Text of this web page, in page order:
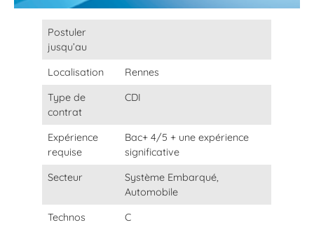
Postuler
jusqu’au
Localisation
Rennes
Type de
contrat
CDI
Expérience
requise
Bac+ 4/5 + une expérience
significative
Secteur
Système Embarqué,
Automobile
Technos
C